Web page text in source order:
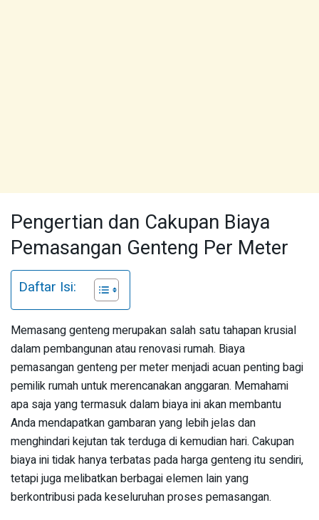
Pengertian dan Cakupan Biaya
Pemasangan Genteng Per Meter
Daftar Isi:
Memasang genteng merupakan salah satu tahapan krusial
dalam pembangunan atau renovasi rumah. Biaya
pemasangan genteng per meter menjadi acuan penting bagi
pemilik rumah untuk merencanakan anggaran. Memahami
apa saja yang termasuk dalam biaya ini akan membantu
Anda mendapatkan gambaran yang lebih jelas dan
menghindari kejutan tak terduga di kemudian hari. Cakupan
biaya ini tidak hanya terbatas pada harga genteng itu sendiri,
tetapi juga melibatkan berbagai elemen lain yang
berkontribusi pada keseluruhan proses pemasangan.